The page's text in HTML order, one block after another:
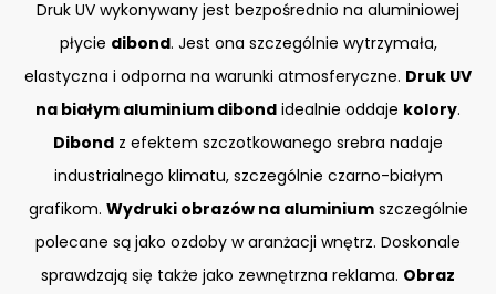
Druk UV wykonywany jest bezpośrednio na aluminiowej
płycie dibond. Jest ona szczególnie wytrzymała,
elastyczna i odporna na warunki atmosferyczne. Druk UV
na białym aluminium dibond idealnie oddaje kolory.
Dibond z efektem szczotkowanego srebra nadaje
industrialnego klimatu, szczególnie czarno-białym
grafikom. Wydruki obrazów na aluminiumszczególnie
polecane są jako ozdoby w aranżacji wnętrz. Doskonale
sprawdzają się także jako zewnętrzna reklama. Obraz